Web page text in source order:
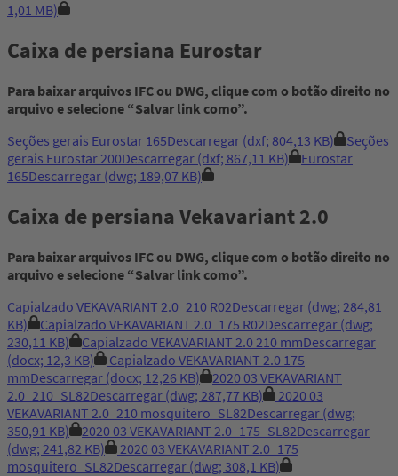
1,01 MB)
Caixa de persiana Eurostar
Para baixar arquivos IFC ou DWG, clique com o botão direito no
arquivo e selecione “Salvar link como”.
Seções gerais Eurostar 165Descarregar (dxf; 804,13 KB)
Seções
gerais Eurostar 200Descarregar (dxf; 867,11 KB)
Eurostar
165Descarregar (dwg; 189,07 KB)
Caixa de persiana Vekavariant 2.0
Para baixar arquivos IFC ou DWG, clique com o botão direito no
arquivo e selecione “Salvar link como”.
Capialzado VEKAVARIANT 2.0_210 R02Descarregar (dwg; 284,81
KB)
Capialzado VEKAVARIANT 2.0_175 R02Descarregar (dwg;
230,11 KB)
Capialzado VEKAVARIANT 2.0 210 mmDescarregar
(docx; 12,3 KB)
Capialzado VEKAVARIANT 2.0 175
mmDescarregar (docx; 12,26 KB)
2020 03 VEKAVARIANT
2.0_210_SL82Descarregar (dwg; 287,77 KB)
2020 03
VEKAVARIANT 2.0_210 mosquitero_SL82Descarregar (dwg;
350,91 KB)
2020 03 VEKAVARIANT 2.0_175_SL82Descarregar
(dwg; 241,82 KB)
2020 03 VEKAVARIANT 2.0_175
mosquitero_SL82Descarregar (dwg; 308,1 KB)